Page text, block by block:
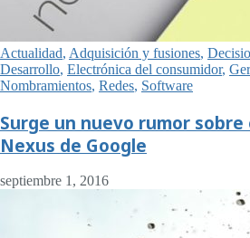
Actualidad, Adquisición y fusiones,
Desarrollo, Electrónica del consumidor,
Nombramientos, Redes, Software
Surge un nuevo rumor
Nexus de Google
septiembre 1, 2016